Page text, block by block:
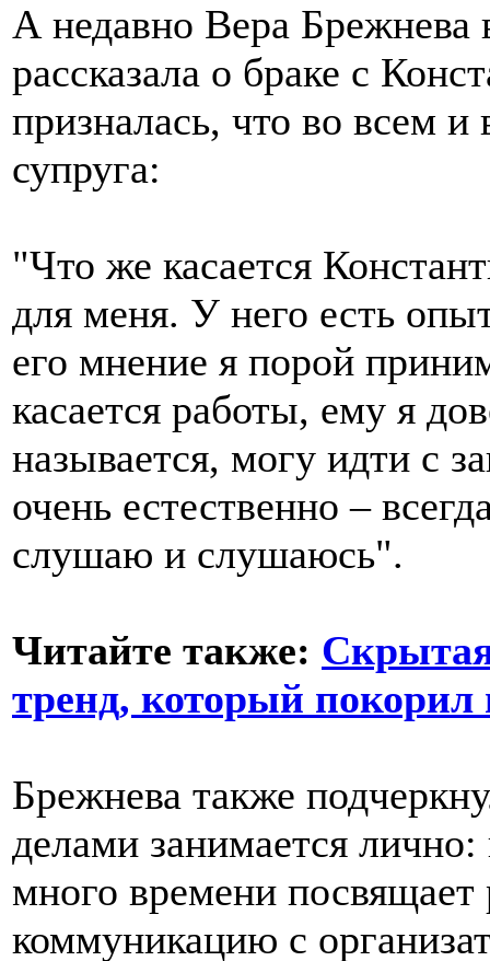
А недавно Вера Брежнева
рассказала о браке с
призналась, что во всем и
супруга:
"Что же касается
для меня. У него есть
его мнение я порой
касается работы, ему я
называется, могу идти с
очень естественно –
слушаю и слушаюсь".
Читайте также:
тренд, который
Брежнева также
делами занимается
много времени посвящает
коммуникацию с